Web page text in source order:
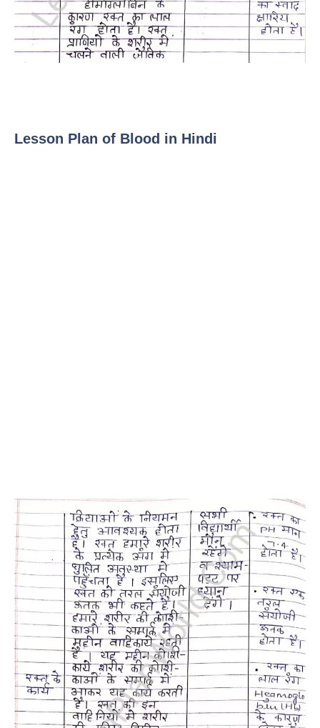
Lesson Plan of Blood in Hindi